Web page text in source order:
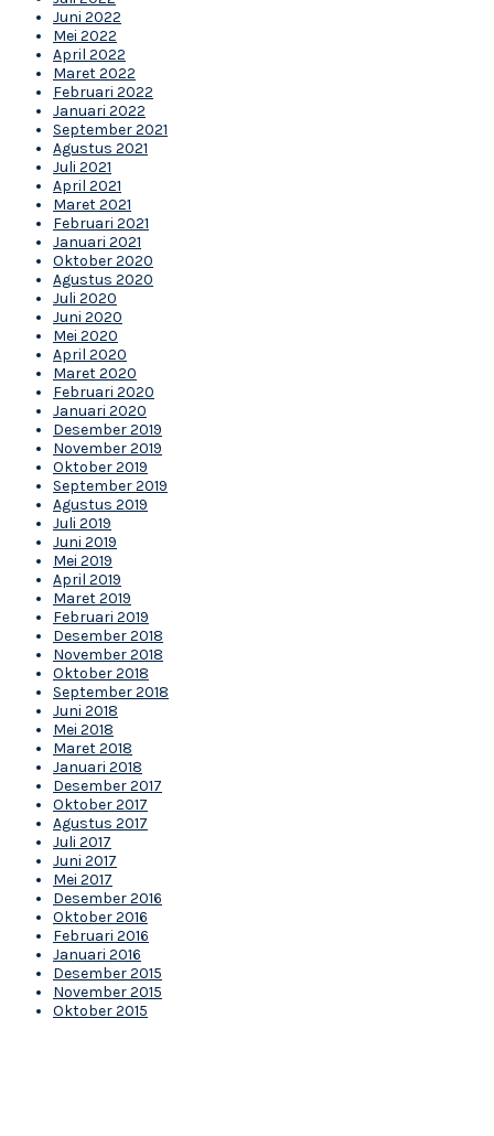
Juni 2022
Mei 2022
April 2022
Maret 2022
Februari 2022
Januari 2022
September 2021
Agustus 2021
Juli 2021
April 2021
Maret 2021
Februari 2021
Januari 2021
Oktober 2020
Agustus 2020
Juli 2020
Juni 2020
Mei 2020
April 2020
Maret 2020
Februari 2020
Januari 2020
Desember 2019
November 2019
Oktober 2019
September 2019
Agustus 2019
Juli 2019
Juni 2019
Mei 2019
April 2019
Maret 2019
Februari 2019
Desember 2018
November 2018
Oktober 2018
September 2018
Juni 2018
Mei 2018
Maret 2018
Januari 2018
Desember 2017
Oktober 2017
Agustus 2017
Juli 2017
Juni 2017
Mei 2017
Desember 2016
Oktober 2016
Februari 2016
Januari 2016
Desember 2015
November 2015
Oktober 2015